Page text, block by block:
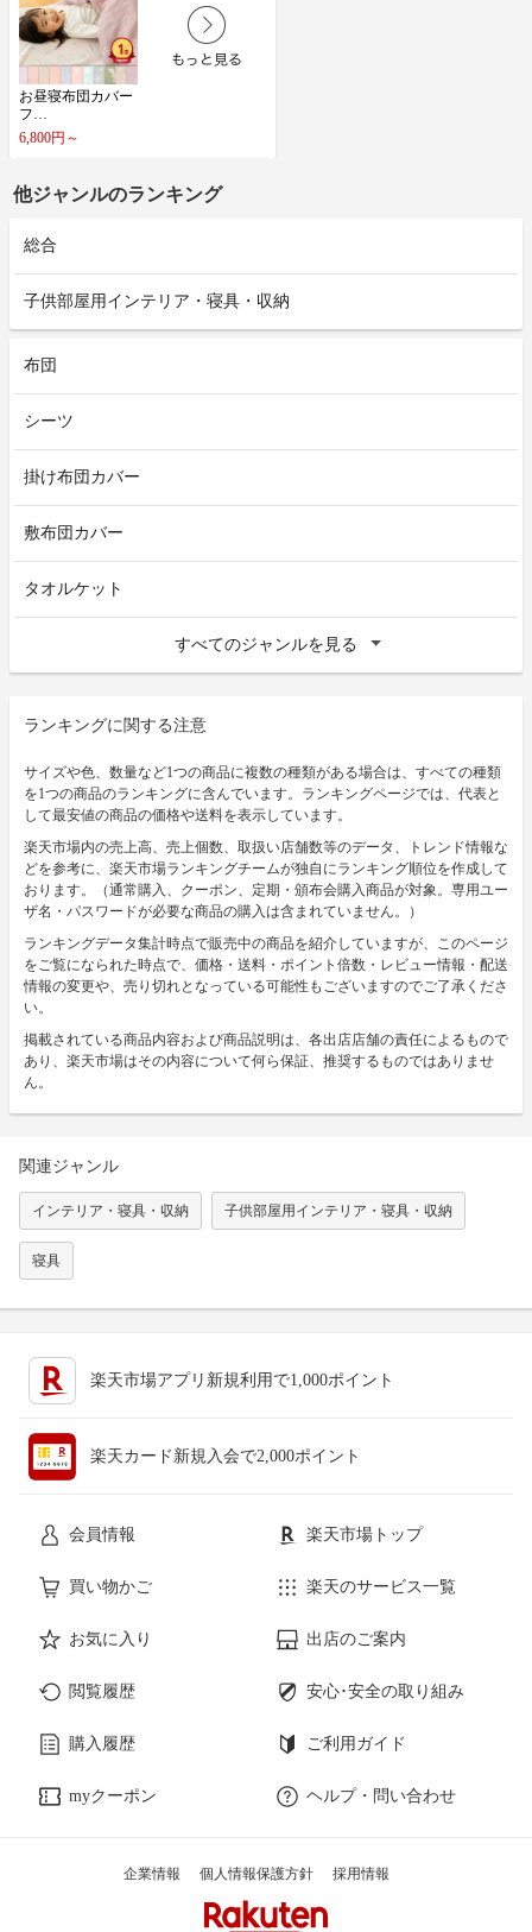
お​昼​寝​布​団​カ​バ​ー​ ​
フ​…
6,800円～
他ジャンルのランキング
総合
子供部屋用インテリア・寝具・収納
布団
シーツ
掛け布団カバー
敷布団カバー
タオルケット
すべてのジャンルを見る
ランキングに関する注意
サイズや色、数量など1つの商品に複数の種類がある場合は、すべての種類
を1つの商品のランキングに含んでいます。ランキングページでは、代表と
して最安値の商品の価格や送料を表示しています。
楽天市場内の売上高、売上個数、取扱い店舗数等のデータ、トレンド情報な
どを参考に、楽天市場ランキングチームが独自にランキング順位を作成して
おります。（通常購入、クーポン、定期・頒布会購入商品が対象。専用ユー
ザ名・パスワードが必要な商品の購入は含まれていません。）
ランキングデータ集計時点で販売中の商品を紹介していますが、このページ
をご覧になられた時点で、価格・送料・ポイント倍数・レビュー情報・配送
情報の変更や、売り切れとなっている可能性もございますのでご了承くださ
い。
掲載されている商品内容および商品説明は、各出店店舗の責任によるもので
あり、楽天市場はその内容について何ら保証、推奨するものではありませ
ん。
関連ジャンル
インテリア・寝具・収納 子供部屋用インテリア・寝具・収納
寝具
楽天市場アプリ新規利用で1,000ポイント
楽天カード新規入会で2,000ポイント
会員情報 楽天市場トップ
買い物かご 楽天のサービス一覧
お気に入り 出店のご案内
閲覧履歴 安心･安全の取り組み
購入履歴 ご利用ガイド
myクーポン ヘルプ・問い合わせ
企業情報 個人情報保護方針 採用情報